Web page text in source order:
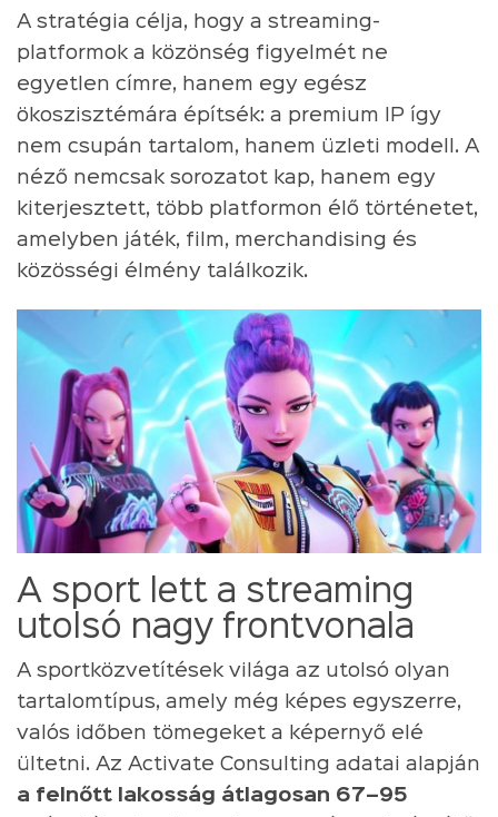
A stratégia célja, hogy a streaming-
platformok a közönség figyelmét ne
egyetlen címre, hanem egy egész
ökoszisztémára építsék: a premium IP így
nem csupán tartalom, hanem üzleti modell. A
néző nemcsak sorozatot kap, hanem egy
kiterjesztett, több platformon élő történetet,
amelyben játék, film, merchandising és
közösségi élmény találkozik.
A sport lett a streaming
utolsó nagy frontvonala
A sportközvetítések világa az utolsó olyan
tartalomtípus, amely még képes egyszerre,
valós időben tömegeket a képernyő elé
ültetni. Az Activate Consulting adatai alapján
a felnőtt lakosság átlagosan 67–95